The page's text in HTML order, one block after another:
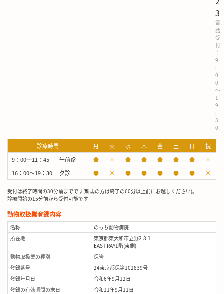
3
電
話
受
付
：
9
:
0
0
～
1
9
:
3
0
診療時間 月 火 水 木 金 土 日
祝
9：00～11：45
午前診 ● × ● ● ● ● ●
×
16：00～19：30
夕診 ● × ● ● ● ● ● ×
受付は終了時間の30分前までです(新規の方は終了の60分以上前にお越しください)。
診療開始の15分前から受付可能です
動物取扱業登録内容
名称
のっち動物病院
所在地
東京都東大和市立野2-8-1
EAST RAY1階(東側)
動物取扱業の種別
保管
登録番号
24東京都保第102839号
登録年月日
令和6年9月12日
登録の有効期間の末日
令和11年9月11日